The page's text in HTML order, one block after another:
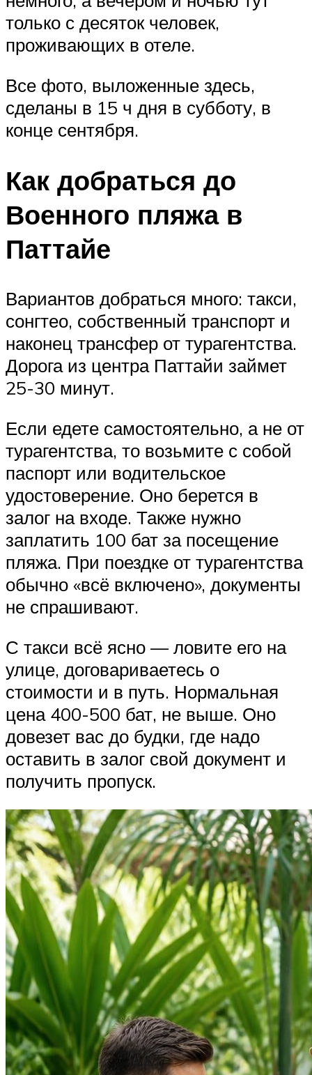
только с десяток человек,
проживающих в отеле.
Все фото, выложенные здесь,
сделаны в 15 ч дня в субботу, в
конце сентября.
Как добраться до
Военного пляжа в
Паттайе
Вариантов добраться много: такси,
сонгтео, собственный транспорт и
наконец трансфер от турагентства.
Дорога из центра Паттайи займет
25-30 минут.
Если едете самостоятельно, а не от
турагентства, то возьмите с собой
паспорт или водительское
удостоверение. Оно берется в
залог на входе. Также нужно
заплатить 100 бат за посещение
пляжа. При поездке от турагентства
обычно «всё включено», документы
не спрашивают.
С такси всё ясно — ловите его на
улице, договариваетесь о
стоимости и в путь. Нормальная
цена 400-500 бат, не выше. Оно
довезет вас до будки, где надо
оставить в залог свой документ и
получить пропуск.